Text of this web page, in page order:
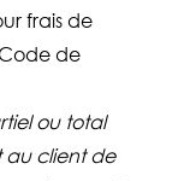
frais de
de
ou total
au client de